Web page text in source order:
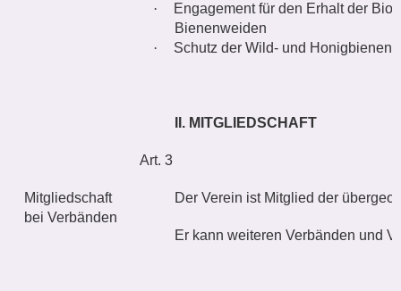
·
Engagement für den Erhalt der
Bienenweiden
·
Schutz der Wild- und Honigbienen
II. MITGLIEDSCHAFT
Art. 3
Mitgliedschaft
bei Verbänden
Der Verein ist Mitglied der
Er kann weiteren Verbänden und